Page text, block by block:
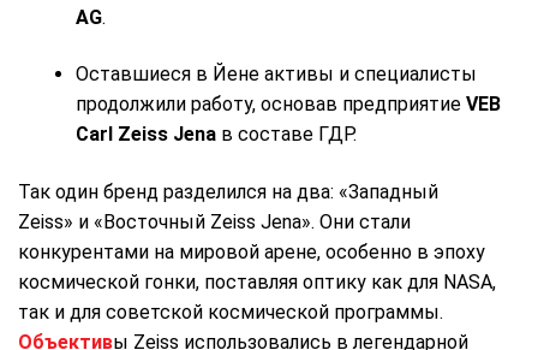
AG.
Оставшиеся в Йене активы и специалисты
продолжили работу, основав предприятие VEB
Carl Zeiss Jena в составе ГДР.
Так один бренд разделился на два: «Западный
Zeiss» и «Восточный Zeiss Jena». Они стали
конкурентами на мировой арене, особенно в эпоху
космической гонки, поставляя оптику как для NASA,
так и для советской космической программы.
Объективы Zeiss использовались в легендарной